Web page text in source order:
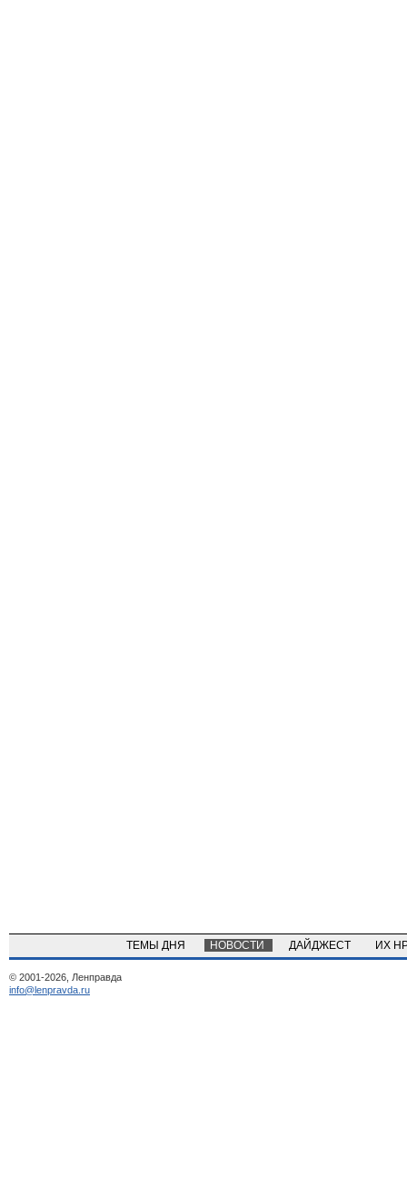
ТЕМЫ ДНЯ НОВОСТИ ДАЙДЖЕСТ ИХ
© 2001-2026, Ленправда
info@lenpravda.ru